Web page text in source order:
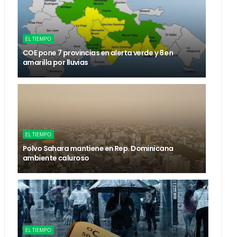
EL TIEMPO
COE pone 7 provincias en alerta verde y 8 en
amarilla por lluvias
EL TIEMPO
Polvo Sahara mantiene en Rep. Dominicana
ambiente caluroso
EL TIEMPO